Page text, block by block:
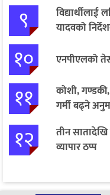
९
विद्यार्थीलाई
यादवको
१० एनपीएलको
११
कोशी, गण्डकी,
गर्मी बढ्ने
१२
तीन
व्यापार ठप्प